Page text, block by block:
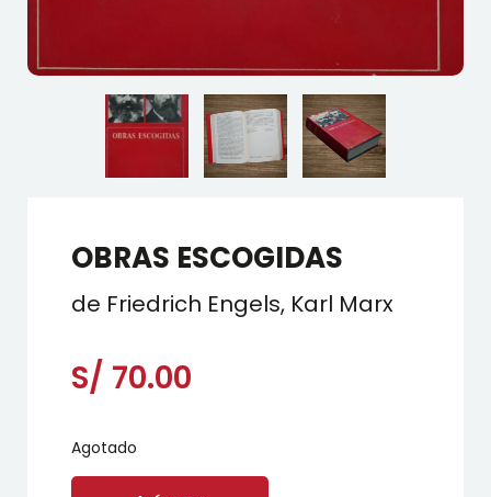
OBRAS ESCOGIDAS
de Friedrich Engels, Karl Marx
S/ 70.00
Agotado